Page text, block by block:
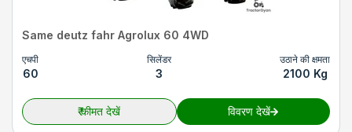
Same deutz fahr Agrolux 60 4WD
एचपी
60
सिलेंडर
3
उठाने की क्षमता
2100 Kg
₹कीमत देखें विवरण देखें